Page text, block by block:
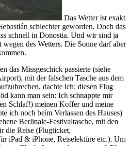
Das Wetter ist exakt
schlechter geworden. Doch das
schnell in Donostia. Und wir sind ja
des Wetters. Die Sonne darf aber
das Missgeschick passierte (siehe
mit der falschen Tasche aus dem
dachte ich: diesen Flug
kann man sein: Ich schnappte mir
Schlaf!) meinen Koffer und meine
ich noch beim Verlassen des Hauses)
Berlinale-Festivaltasche, mit den
die Reise (Flugticket,
iPad & iPhone, Reiselektüre etc.). Um